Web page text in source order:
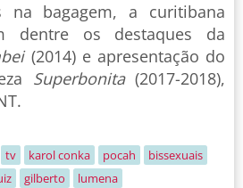
na bagagem, a curitibana
dentre os destaques da
(2014) e apresentação do
Superbonita(2017-2018),
tv karol conka pocah
bissexuais
gilberto lumena